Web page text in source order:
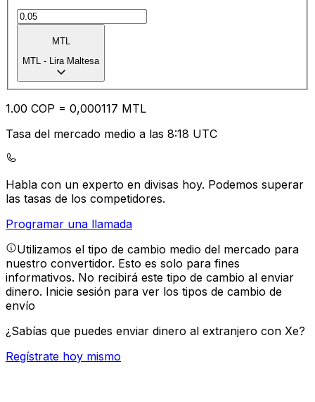
MTL
MTL - Lira Maltesa
1.00 COP = 0,000117 MTL
Tasa del mercado medio a las 8:18 UTC
Habla con un experto en divisas hoy. Podemos superar
las tasas de los competidores.
Programar una llamada
Utilizamos el tipo de cambio medio del mercado para
nuestro convertidor. Esto es solo para fines
informativos. No recibirá este tipo de cambio al enviar
dinero. Inicie sesión para ver los tipos de cambio de
envío
¿Sabías que puedes enviar dinero al extranjero con Xe?
Regístrate hoy mismo